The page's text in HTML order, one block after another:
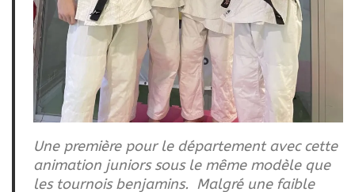
Une première pour le département avec cette
animation juniors sous le même modèle que
les tournois benjamins. Malgré une faible